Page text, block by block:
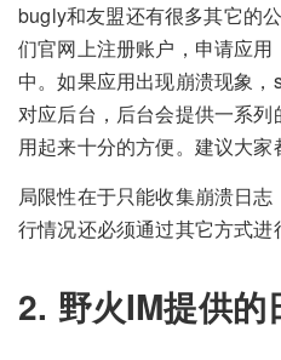
bugly和友盟还有很多其它的
们官网上注册账户，申请应
中。如果应用出现崩溃现象
对应后台，后台会提供一系
用起来十分的方便。建议大家
局限性在于只能收集崩溃日
行情况还必须通过其它方式进
2. 野火IM提供的